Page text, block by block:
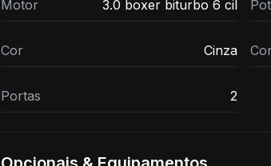
Motor 3.0 boxer biturbo 6 cil
Cor Cinza
Portas 2